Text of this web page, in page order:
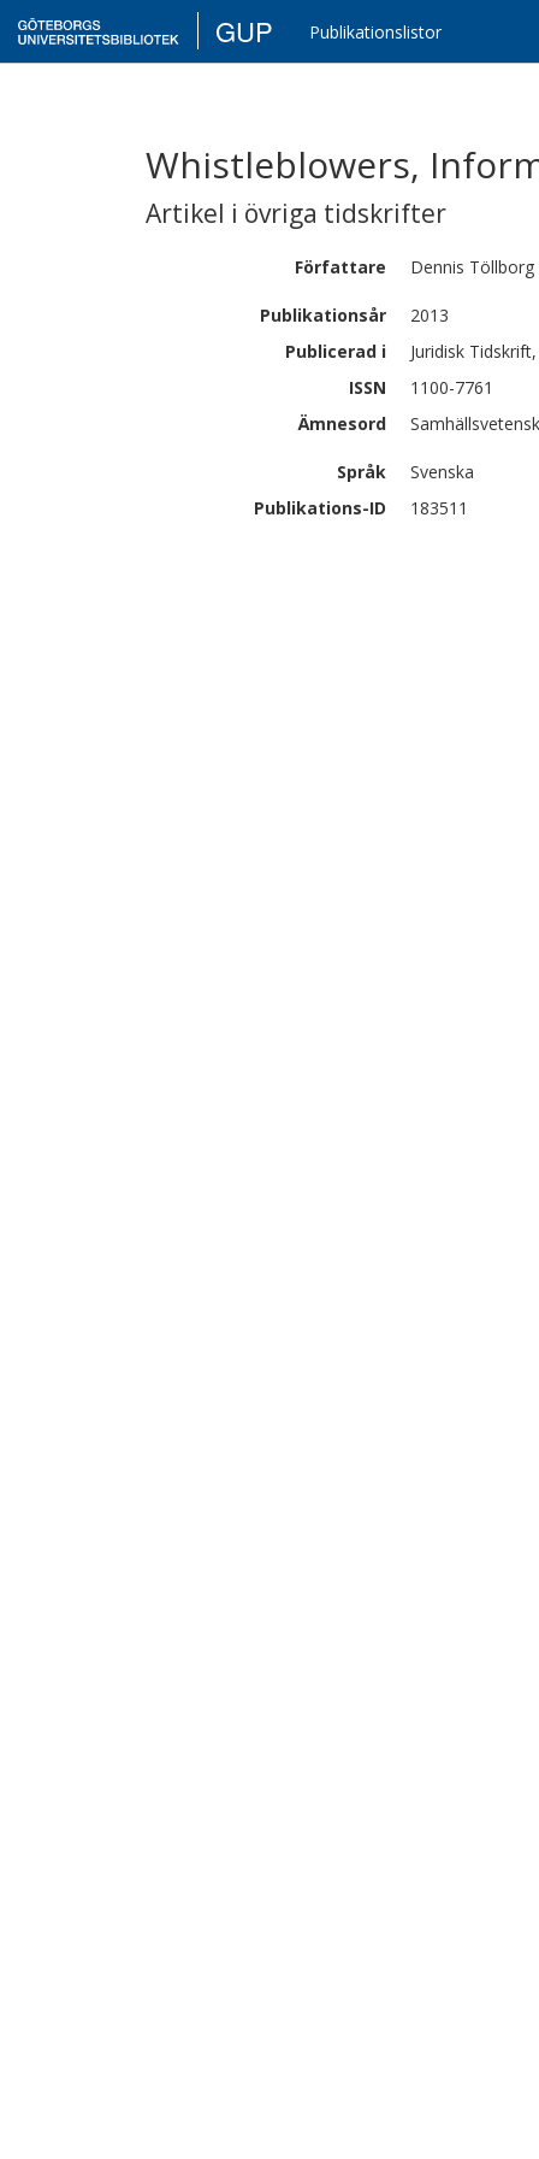
GUP Publikationslistor
Whistleblowers,
Artikel i övriga tidskrifter
Författare Dennis Töllborg
Publikationsår
2013
Publicerad i
Juridisk
ISSN
1100-7761
Ämnesord
Språk
Svenska
Publikations-ID
183511